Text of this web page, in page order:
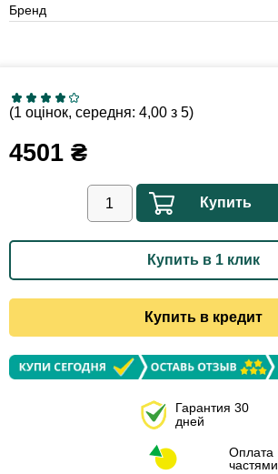
Бренд
(1 оцінок, середня: 4,00 з 5)
4501 ₴
Купить
Купить в 1 клик
Купить в кредит
Гарантия 30
дней
Оплата
частями